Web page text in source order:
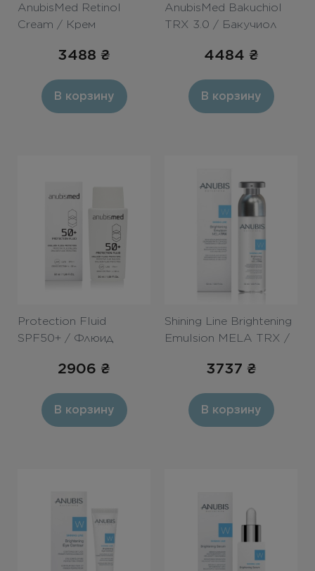
AnubisMed Retinol
Cream / Крем
3488 ₴
В корзину
AnubisMed Bakuchiol
TRX 3.0 / Бакучиол
4484 ₴
В корзину
Protection Fluid
SPF50+ / Флюид
50+ 50ml2906 ₴
В корзину
Shining Line Brightening
Emulsion MELA TRX /
осветляющая
3737 ₴
В корзину